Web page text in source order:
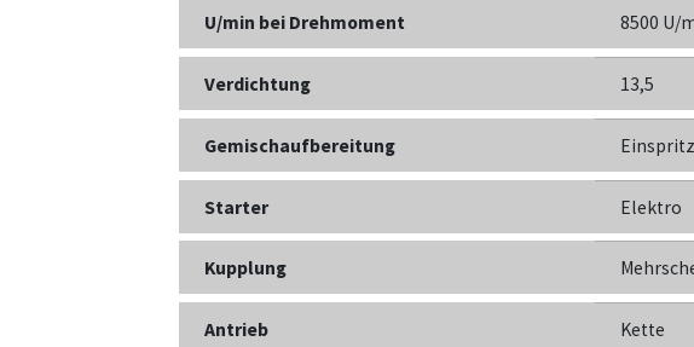
U/min bei Drehmoment 8500 U/
Verdichtung 13,5
Gemischaufbereitung
Starter Elektro
Kupplung
Antrieb Kette